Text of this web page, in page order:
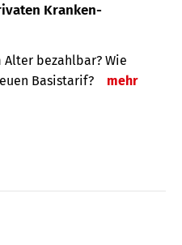
Kranken­
bezahlbar? Wie
Basistarif?
mehr